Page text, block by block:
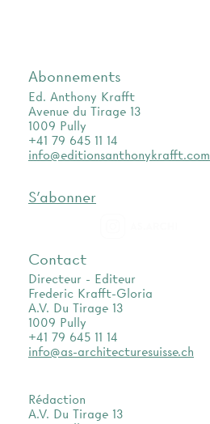
Abonnements
Ed. Anthony Krafft
Avenue du Tirage 13
1009 Pully
+41 79 645 11 14
info@editionsanthonykrafft.com
S'abonner
Contact
Directeur - Editeur
Frederic Krafft-Gloria
A.V. Du Tirage 13
1009 Pully
+41 79 645 11 14
info@as-architecturesuisse.ch
Rédaction
A.V. Du Tirage 13